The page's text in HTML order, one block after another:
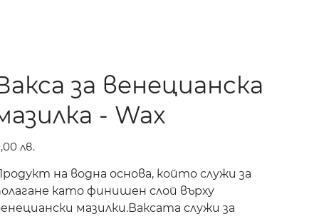
за венецианска
- Wax
лв.
на водна основа, който служи за
като финишен слой върху
мазилки.Ваксата служи за